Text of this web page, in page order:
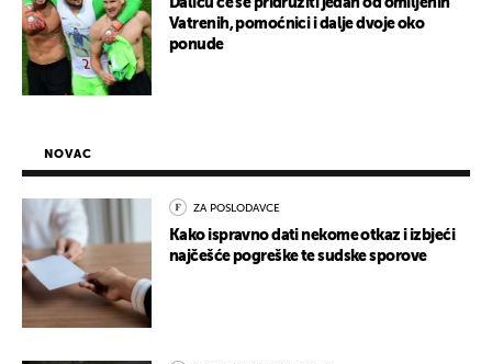
Daliću će se pridružiti jedan od omiljenih
Vatrenih, pomoćnici i dalje dvoje oko
ponude
NOVAC
ZA POSLODAVCE
Kako ispravno dati nekome otkaz i izbjeći
najčešće pogreške te sudske sporove